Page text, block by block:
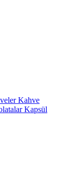
Kahve
Kapsül